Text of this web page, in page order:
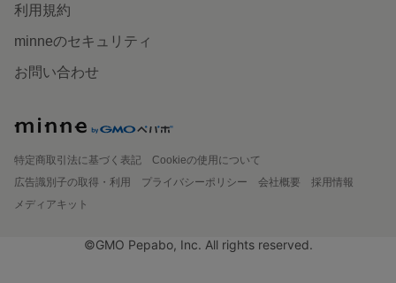
利用規約
minneのセキュリティ
お問い合わせ
特定商取引法に基づく表記
Cookieの使用について
広告識別子の取得・利用
プライバシーポリシー 会社概要
採用情報
メディアキット
©GMO Pepabo, Inc. All rights reserved.